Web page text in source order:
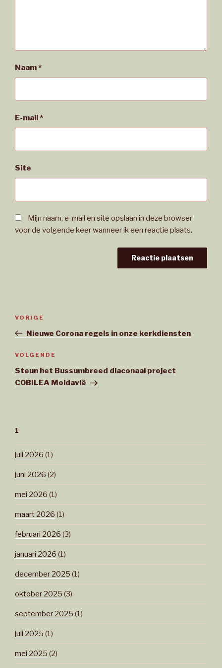
Naam*
E-mail*
Site
Mijn naam, e-mail en site opslaan in deze browser
voor de volgende keer wanneer ik een reactie plaats.
Vorig
bericht
VORIGE
Nieuwe Corona regels in onze kerkdiensten
Volgend
bericht
VOLGENDE
Steun het Bussumbreed diaconaal project
COBILEA Moldavië
1
juli 2026 (1)
juni 2026 (2)
mei 2026 (1)
maart 2026 (1)
februari 2026 (3)
januari 2026 (1)
december 2025 (1)
oktober 2025 (3)
september 2025 (1)
juli 2025 (1)
mei 2025 (2)